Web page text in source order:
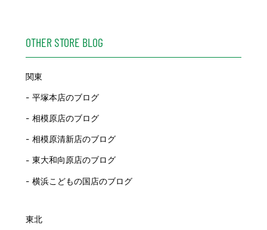
OTHER STORE BLOG
関東
平塚本店のブログ
相模原店のブログ
相模原清新店のブログ
東大和向原店のブログ
横浜こどもの国店のブログ
東北